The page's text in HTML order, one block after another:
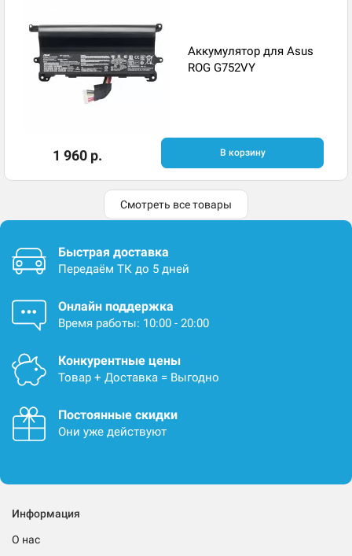
Аккумулятор для Asus
ROG G752VY
1 960 р. В корзину
Смотреть все товары
Быстрая доставка
Передаём ТК до 5 дней
Онлайн поддержка
Время работы: 10:00 - 20:00
Конкурентные цены
Товар + Доставка = Выгодно
Постоянные скидки
Они уже действуют
Информация
О нас